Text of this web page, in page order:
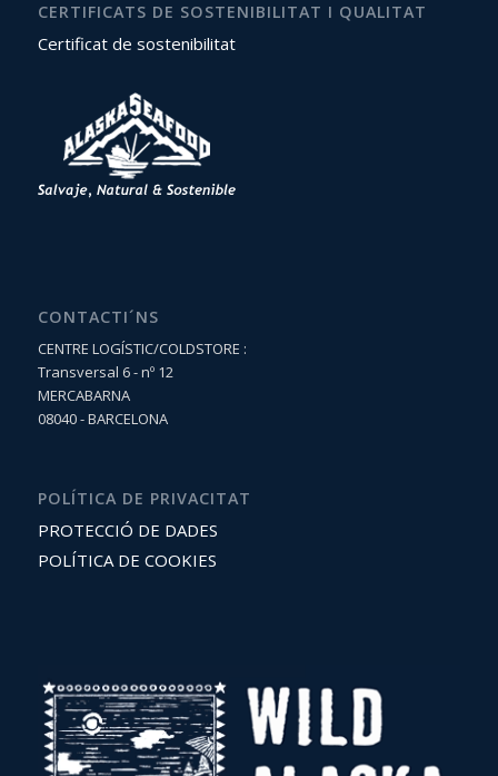
CERTIFICATS DE SOSTENIBILITAT I QUALITAT
Certificat de sostenibilitat
CONTACTI´NS
CENTRE LOGÍSTIC/COLDSTORE :
Transversal 6 - nº 12
MERCABARNA
08040 - BARCELONA
POLÍTICA DE PRIVACITAT
PROTECCIÓ DE DADES
POLÍTICA DE COOKIES